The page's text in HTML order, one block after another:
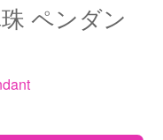
ペンダン